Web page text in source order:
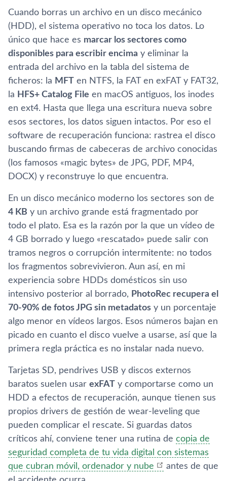
Cuando borras un archivo en un disco mecánico
(HDD), el sistema operativo no toca los datos. Lo
único que hace es marcar los sectores como
disponibles para escribir encima y eliminar la
entrada del archivo en la tabla del sistema de
ficheros: la MFT en NTFS, la FAT en exFAT y FAT32,
la HFS+ Catalog File en macOS antiguos, los inodes
en ext4. Hasta que llega una escritura nueva sobre
esos sectores, los datos siguen intactos. Por eso el
software de recuperación funciona: rastrea el disco
buscando firmas de cabeceras de archivo conocidas
(los famosos «magic bytes» de JPG, PDF, MP4,
DOCX) y reconstruye lo que encuentra.
En un disco mecánico moderno los sectores son de
4 KB y un archivo grande está fragmentado por
todo el plato. Esa es la razón por la que un vídeo de
4 GB borrado y luego «rescatado» puede salir con
tramos negros o corrupción intermitente: no todos
los fragmentos sobrevivieron. Aun así, en mi
experiencia sobre HDDs domésticos sin uso
intensivo posterior al borrado, PhotoRec recupera el
70-90% de fotos JPG sin metadatos y un porcentaje
algo menor en vídeos largos. Esos números bajan en
picado en cuanto el disco vuelve a usarse, así que la
primera regla práctica es no instalar nada nuevo.
Tarjetas SD, pendrives USB y discos externos
baratos suelen usar exFAT y comportarse como un
HDD a efectos de recuperación, aunque tienen sus
propios drivers de gestión de wear-leveling que
pueden complicar el rescate. Si guardas datos
críticos ahí, conviene tener una rutina de copia de
seguridad completa de tu vida digital con sistemas
que cubran móvil, ordenador y nube
antes de que